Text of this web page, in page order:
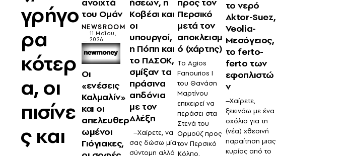
γρήγο
ρα
κότερ
α, οι
πισίνε
ς και
του Ομάν
NEWSROOM
11 Μαΐου,
2026
Οι
«ενέσεις
Καλμαλίν»
και οι
απελευθερ
ωμένοι
Γιόγιακες,
Κοβέσι και
οι
υπουργοί,
η Πόπη και
το ΠΑΣΟΚ,
σμίξαν τα
πράσινα
αηδόνια
με τον
Αλέξη
–Χαίρετε, να
σας δώσω μία
σύντομη αλλά
Περσικό
μετά τον
αποκλεισμ
ό (χάρτης)
To Agios
Fanourios I
του Θανάση
Μαρτίνου
επιχειρεί να
περάσει στα
Στενά του
Ορμούζ προς
τον Περσικό
Κόλπο,
το νερό
Aktor-Suez,
Veolia-
Μεσόγειος,
το ferto-
ferto των
εφοπλιστώ
ν
–Χαίρετε,
ξεκινάω με ένα
σχόλιο για τη
(νέα) χθεσινή
παραίτηση μιας
κυρίας από το